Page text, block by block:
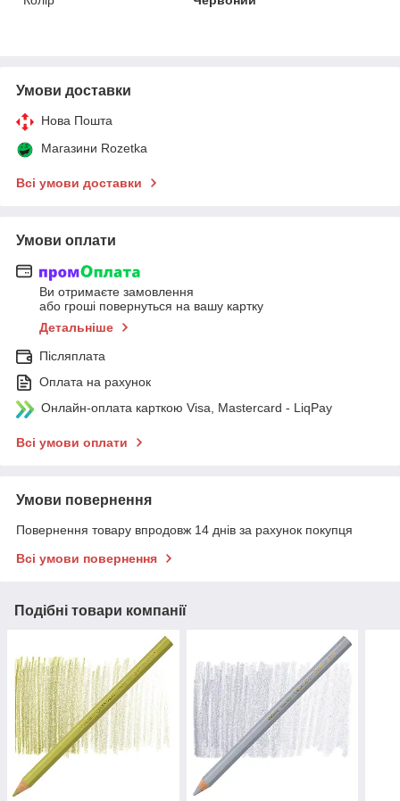
Умови доставки
Нова Пошта
Магазини Rozetka
Всі умови доставки
Умови оплати
Ви отримаєте замовлення
або гроші повернуться на вашу картку
Детальніше
Післяплата
Оплата на рахунок
Онлайн-оплата карткою Visa, Mastercard - LiqPay
Всі умови оплати
Умови повернення
Повернення товару впродовж 14 днів за рахунок покупця
Всі умови повернення
Подібні товари компанії